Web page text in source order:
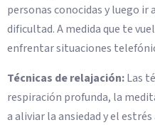
personas conocidas y luego
dificultad. A medida que te
enfrentar situaciones
Técnicas de relajación:Las
respiración profunda, la
a aliviar la ansiedad y el